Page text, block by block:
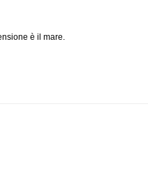
è il mare.